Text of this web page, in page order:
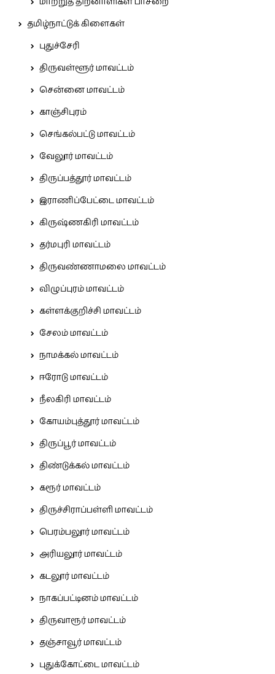
தமிழ்நாட்டுக் கிளைகள்
புதுச்சேரி
திருவள்ளூர் மாவட்டம்
சென்னை மாவட்டம்
காஞ்சிபுரம்
செங்கல்பட்டு மாவட்டம்
வேலூர் மாவட்டம்
திருப்பத்தூர் மாவட்டம்
இராணிப்பேட்டை மாவட்டம்
கிருஷ்ணகிரி மாவட்டம்
தர்மபுரி மாவட்டம்
திருவண்ணாமலை மாவட்டம்
விழுப்புரம் மாவட்டம்
கள்ளக்குறிச்சி மாவட்டம்
சேலம் மாவட்டம்
நாமக்கல் மாவட்டம்
ஈரோடு மாவட்டம்
நீலகிரி மாவட்டம்
கோயம்புத்தூர் மாவட்டம்
திருப்பூர் மாவட்டம்
திண்டுக்கல் மாவட்டம்
கரூர் மாவட்டம்
திருச்சிராப்பள்ளி மாவட்டம்
பெரம்பலூர் மாவட்டம்
அரியலூர் மாவட்டம்
கடலூர் மாவட்டம்
நாகப்பட்டினம் மாவட்டம்
திருவாரூர் மாவட்டம்
தஞ்சாவூர் மாவட்டம்
புதுக்கோட்டை மாவட்டம்